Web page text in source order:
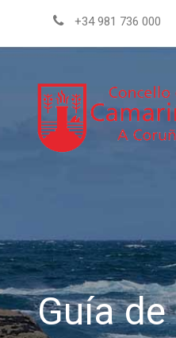
+34 981 736 000
Guía